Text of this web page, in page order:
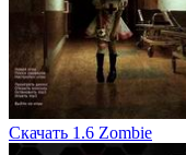
Скачать 1.6 Zombie